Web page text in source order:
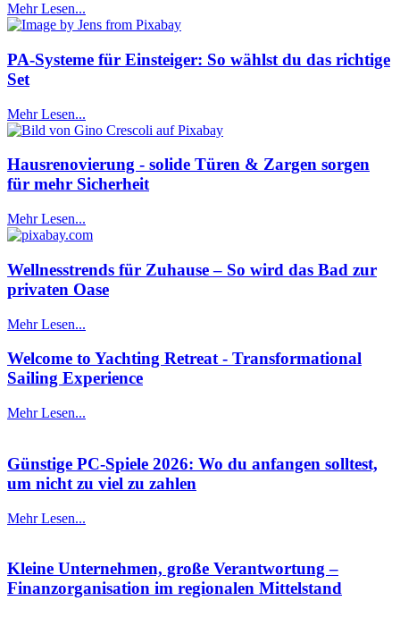
Mehr Lesen...
PA-Systeme für Einsteiger: So wählst du das richtige
Set
Mehr Lesen...
Hausrenovierung - solide Türen & Zargen sorgen
für mehr Sicherheit
Mehr Lesen...
Wellnesstrends für Zuhause – So wird das Bad zur
privaten Oase
Mehr Lesen...
Welcome to Yachting Retreat - Transformational
Sailing Experience
Mehr Lesen...
Günstige PC-Spiele 2026: Wo du anfangen solltest,
um nicht zu viel zu zahlen
Mehr Lesen...
Kleine Unternehmen, große Verantwortung –
Finanzorganisation im regionalen Mittelstand